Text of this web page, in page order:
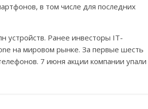
в том числе для последних
устройств. Ранее инвесторы IT-
на мировом рынке. За первые шесть
7 июня акции компании упали